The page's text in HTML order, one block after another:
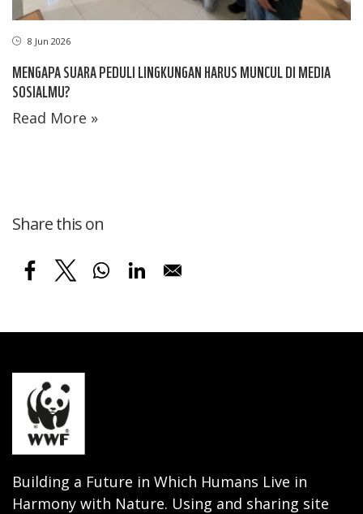
8 Jun 2026
MENGAPA SUARA PEDULI LINGKUNGAN HARUS MUNCUL DI MEDIA
SOSIALMU?
Read More »
Share this on
Building a Future in Which Humans Live in
Harmony with Nature. Using and sharing site